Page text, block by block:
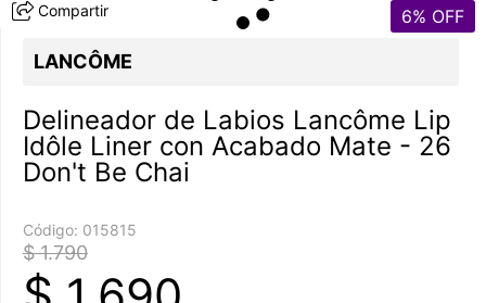
Compartir 6% OFF
LANCÔME
Delineador de Labios Lancôme Lip
Idôle Liner con Acabado Mate - 26
Don't Be Chai
Código: 015815
$ 1.790